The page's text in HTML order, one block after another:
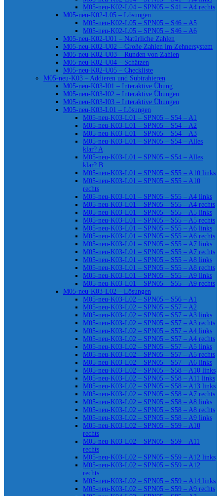
M05-neu-K02-L04 – SPN05 – S41 – A4 rechts
M05-neu-K02-L05 – Lösungen
M05-neu-K02-L05 – SPN05 – S46 – A5
M05-neu-K02-L05 – SPN05 – S46 – A6
M05-neu-K02-U01 – Natürliche Zahlen
M05-neu-K02-U02 – Große Zahlen im Zehnersystem
M05-neu-K02-U03 – Runden von Zahlen
M05-neu-K02-U04 – Schätzen
M05-neu-K02-U05 – Checkliste
M05-neu-K03 – Addieren und Subtrahieren
M05-neu-K03-I01 – Interaktive Übung
M05-neu-K03-I02 – Interaktive Übungen
M05-neu-K03-I03 – Interaktive Übungen
M05-neu-K03-L01 – Lösungen
M05-neu-K03-L01 – SPN05 – S54 – A1
M05-neu-K03-L01 – SPN05 – S54 – A2
M05-neu-K03-L01 – SPN05 – S54 – A3
M05-neu-K03-L01 – SPN05 – S54 – Alles
klar? A
M05-neu-K03-L01 – SPN05 – S54 – Alles
klar? B
M05-neu-K03-L01 – SPN05 – S55 – A10 links
M05-neu-K03-L01 – SPN05 – S55 – A10
rechts
M05-neu-K03-L01 – SPN05 – S55 – A4 links
M05-neu-K03-L01 – SPN05 – S55 – A4 rechts
M05-neu-K03-L01 – SPN05 – S55 – A5 links
M05-neu-K03-L01 – SPN05 – S55 – A5 rechts
M05-neu-K03-L01 – SPN05 – S55 – A6 links
M05-neu-K03-L01 – SPN05 – S55 – A6 rechts
M05-neu-K03-L01 – SPN05 – S55 – A7 links
M05-neu-K03-L01 – SPN05 – S55 – A7 rechts
M05-neu-K03-L01 – SPN05 – S55 – A8 links
M05-neu-K03-L01 – SPN05 – S55 – A8 rechts
M05-neu-K03-L01 – SPN05 – S55 – A9 links
M05-neu-K03-L01 – SPN05 – S55 – A9 rechts
M05-neu-K03-L02 – Lösungen
M05-neu-K03-L02 – SPN05 – S56 – A1
M05-neu-K03-L02 – SPN05 – S57 – A2
M05-neu-K03-L02 – SPN05 – S57 – A3 links
M05-neu-K03-L02 – SPN05 – S57 – A3 rechts
M05-neu-K03-L02 – SPN05 – S57 – A4 links
M05-neu-K03-L02 – SPN05 – S57 – A4 rechts
M05-neu-K03-L02 – SPN05 – S57 – A5 links
M05-neu-K03-L02 – SPN05 – S57 – A5 rechts
M05-neu-K03-L02 – SPN05 – S57 – A6 links
M05-neu-K03-L02 – SPN05 – S58 – A10 links
M05-neu-K03-L02 – SPN05 – S58 – A11 links
M05-neu-K03-L02 – SPN05 – S58 – A13 links
M05-neu-K03-L02 – SPN05 – S58 – A7 rechts
M05-neu-K03-L02 – SPN05 – S58 – A8 links
M05-neu-K03-L02 – SPN05 – S58 – A8 rechts
M05-neu-K03-L02 – SPN05 – S58 – A9 links
M05-neu-K03-L02 – SPN05 – S59 – A10
rechts
M05-neu-K03-L02 – SPN05 – S59 – A11
rechts
M05-neu-K03-L02 – SPN05 – S59 – A12 links
M05-neu-K03-L02 – SPN05 – S59 – A12
rechts
M05-neu-K03-L02 – SPN05 – S59 – A14 links
M05-neu-K03-L02 – SPN05 – S59 – A9 rechts